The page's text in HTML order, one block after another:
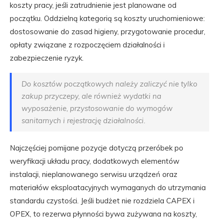
koszty pracy, jeśli zatrudnienie jest planowane od
początku. Oddzielną kategorią są koszty uruchomieniowe:
dostosowanie do zasad higieny, przygotowanie procedur,
opłaty związane z rozpoczęciem działalności i
zabezpieczenie ryzyk.
Do kosztów początkowych należy zaliczyć nie tylko
zakup przyczepy, ale również wydatki na
wyposażenie, przystosowanie do wymogów
sanitarnych i rejestrację działalności.
Najczęściej pomijane pozycje dotyczą przeróbek po
weryfikacji układu pracy, dodatkowych elementów
instalacji, nieplanowanego serwisu urządzeń oraz
materiałów eksploatacyjnych wymaganych do utrzymania
standardu czystości. Jeśli budżet nie rozdziela CAPEX i
OPEX, to rezerwa płynności bywa zużywana na koszty,